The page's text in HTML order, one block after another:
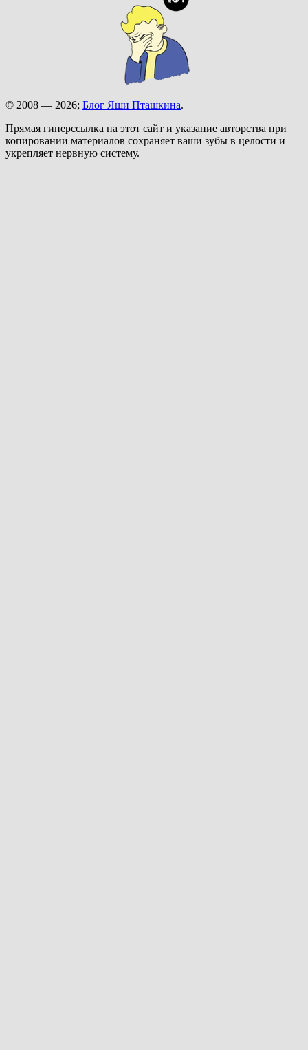
© 2008 — 2026; Блог Яши Пташкина.
Прямая гиперссылка на этот сайт и указание авторства при
копировании материалов сохраняет ваши зубы в целости и
укрепляет нервную систему.